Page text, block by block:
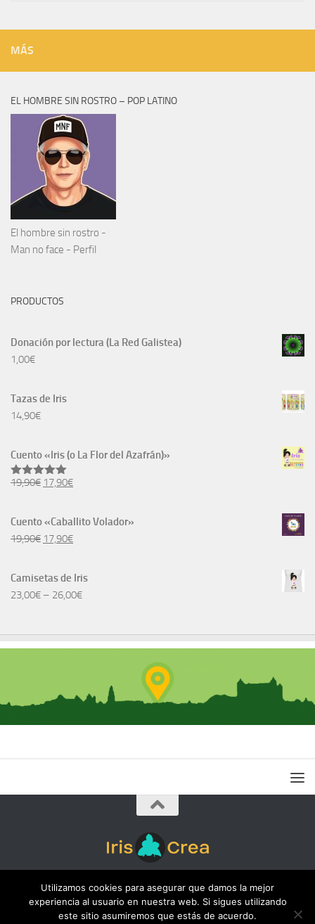
MÁS
EL HOMBRE SIN ROSTRO – POP LATINO
El hombre sin rostro -
Man no face - Perfil
PRODUCTOS
Donación por lectura (La Red Galistea)
1,00€
Tazas de Iris
14,90€
Cuento «Iris (o La Flor del Azafrán)»
Valorado
19,90€ El
original
era:
17,90€El
actual
es:
Cuento «Caballito Volador»
19,90€ El
original
era:
17,90€El
actual
es:
Camisetas de Iris
23,00€ – 26,00€
Iris Crea © 2026. Todos los derechos reservados.
Utilizamos cookies para asegurar que damos la mejor
experiencia al usuario en nuestra web. Si sigues utilizando
este sitio asumiremos que estás de acuerdo.